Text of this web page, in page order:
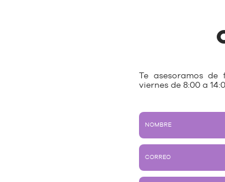
Te asesoramos
viernes de 8:00 a